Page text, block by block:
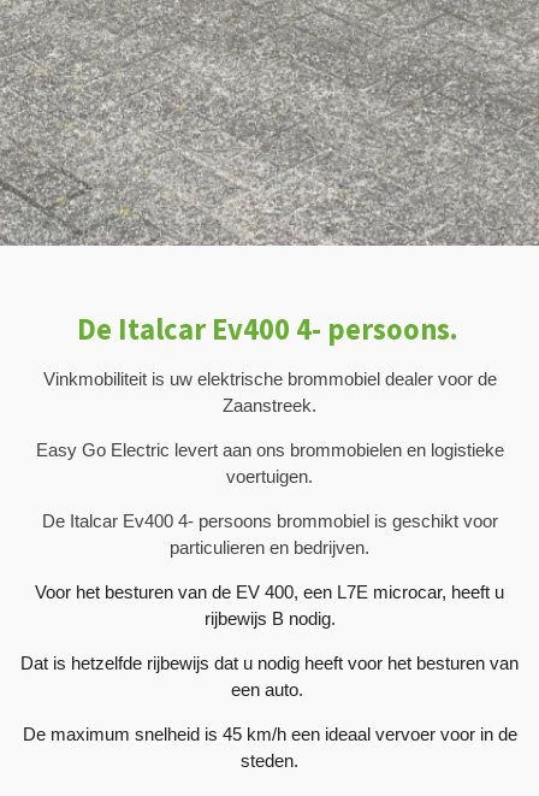
De Italcar Ev400 4- persoons.
Vinkmobiliteit is uw elektrische brommobiel dealer voor de
Zaanstreek.
Easy Go Electric levert aan ons brommobielen en logistieke
voertuigen.
De Italcar Ev400 4- persoons brommobiel is geschikt voor
particulieren en bedrijven.
Voor het besturen van de EV 400, een L7E microcar, heeft u
rijbewijs B nodig.
Dat is hetzelfde rijbewijs dat u nodig heeft voor het besturen van
een auto.
De maximum snelheid is 45 km/h een ideaal vervoer voor in de
steden.